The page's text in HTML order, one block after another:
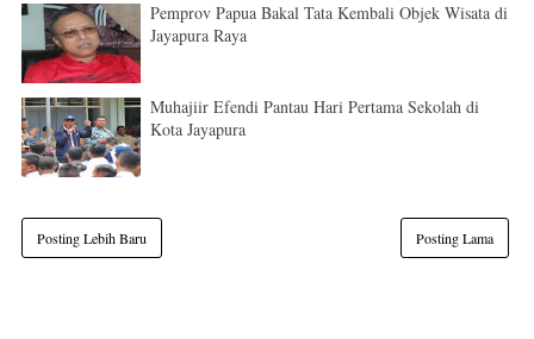
Pemprov Papua Bakal Tata Kembali Objek Wisata di
Jayapura Raya
Muhajiir Efendi Pantau Hari Pertama Sekolah di
Kota Jayapura
Posting Lebih Baru Posting Lama